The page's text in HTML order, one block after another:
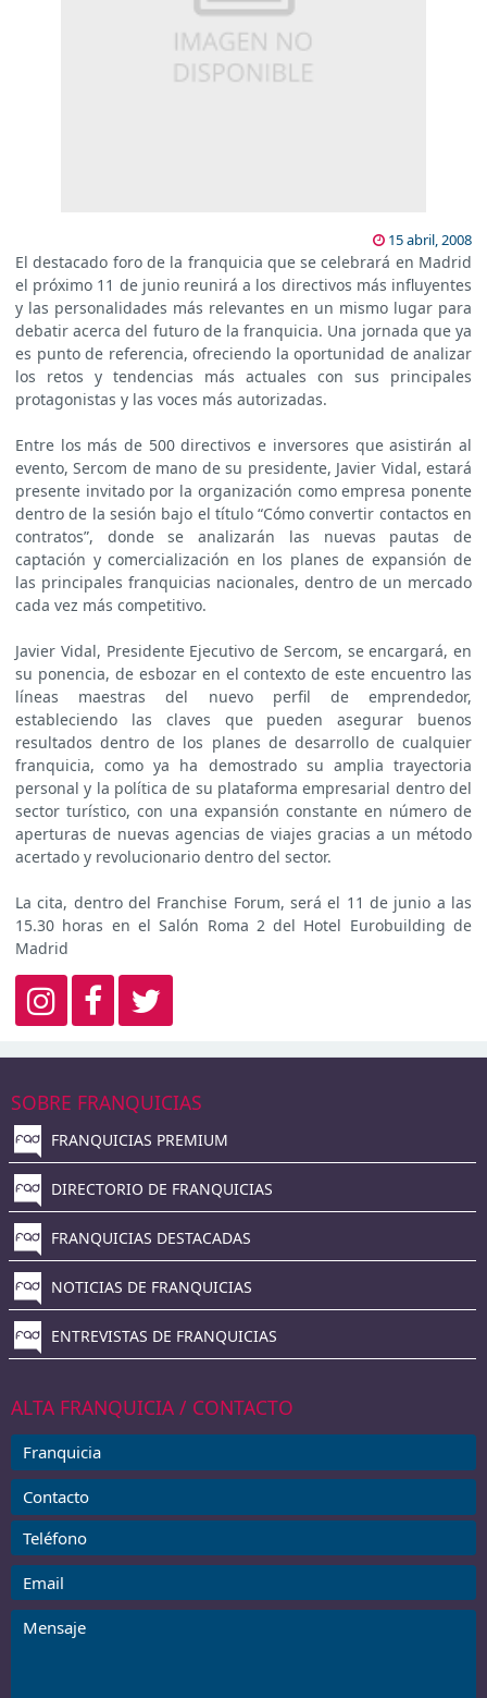
15 abril, 2008
El destacado foro de la franquicia que se celebrará en Madrid
el próximo 11 de junio reunirá a los directivos más influyentes
y las personalidades más relevantes en un mismo lugar para
debatir acerca del futuro de la franquicia. Una jornada que ya
es punto de referencia, ofreciendo la oportunidad de analizar
los retos y tendencias más actuales con sus principales
protagonistas y las voces más autorizadas.
Entre los más de 500 directivos e inversores que asistirán al
evento, Sercom de mano de su presidente, Javier Vidal, estará
presente invitado por la organización como empresa ponente
dentro de la sesión bajo el título “Cómo convertir contactos en
contratos”, donde se analizarán las nuevas pautas de
captación y comercialización en los planes de expansión de
las principales franquicias nacionales, dentro de un mercado
cada vez más competitivo.
Javier Vidal, Presidente Ejecutivo de Sercom, se encargará, en
su ponencia, de esbozar en el contexto de este encuentro las
líneas maestras del nuevo perfil de emprendedor,
estableciendo las claves que pueden asegurar buenos
resultados dentro de los planes de desarrollo de cualquier
franquicia, como ya ha demostrado su amplia trayectoria
personal y la política de su plataforma empresarial dentro del
sector turístico, con una expansión constante en número de
aperturas de nuevas agencias de viajes gracias a un método
acertado y revolucionario dentro del sector.
La cita, dentro del Franchise Forum, será el 11 de junio a las
15.30 horas en el Salón Roma 2 del Hotel Eurobuilding de
Madrid
SOBRE FRANQUICIAS
FRANQUICIAS PREMIUM
DIRECTORIO DE FRANQUICIAS
FRANQUICIAS DESTACADAS
NOTICIAS DE FRANQUICIAS
ENTREVISTAS DE FRANQUICIAS
ALTA FRANQUICIA / CONTACTO